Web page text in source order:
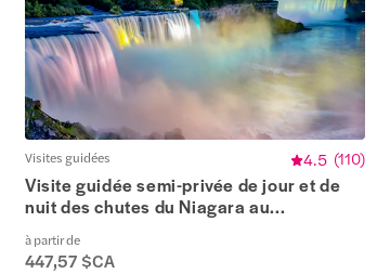
Visites guidées 4.5 (110)
Visite guidée semi-privée de jour et de
nuit des chutes du Niagara au...
à partir de
447,57 $CA